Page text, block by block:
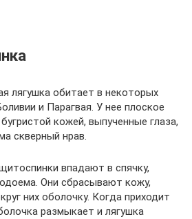
лягушка обитает в некоторых
и Парагвая. У нее плоское
кожей, выпученные глаза,
скверный нрав.
впадают в спячку,
Они сбрасывают кожу,
них оболочку. Когда приходит
размыкает и лягушка